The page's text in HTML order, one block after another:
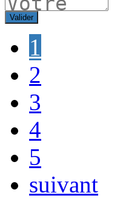
Valider
1
2
3
4
5
suivant